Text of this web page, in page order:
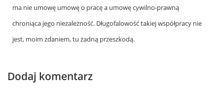
ma nie umowę umowę o pracę a umowę cywilno-prawną
chroniąca jego niezależność. Długofalowość takiej współpracy nie
jest, moim zdaniem, tu żadną przeszkodą.
Dodaj komentarz